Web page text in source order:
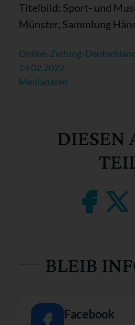
Titelbild: Sport- und
Münster, Sammlung
Online-Zeitung-
14.02.2022
Mediadaten
DIESEN
BLEIB
Facebook